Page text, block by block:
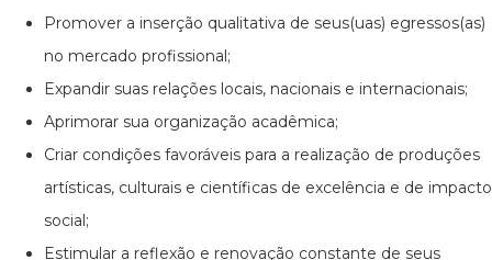
Promover a inserção qualitativa de seus(uas) egressos(as)
no mercado profissional;
Expandir suas relações locais, nacionais e internacionais;
Aprimorar sua organização acadêmica;
Criar condições favoráveis para a realização de produções
artísticas, culturais e científicas de excelência e de impacto
social;
Estimular a reflexão e renovação constante de seus